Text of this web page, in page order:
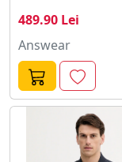
489.90 Lei
Answear